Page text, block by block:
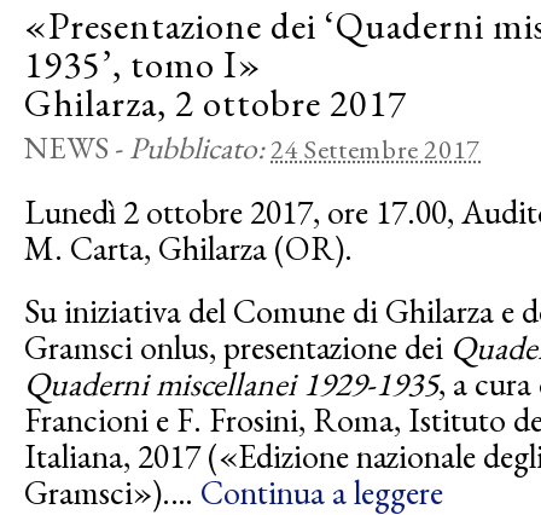
«Presentazione dei ‘Quaderni
1935’, tomo I»
Ghilarza, 2 ottobre 2017
NEWS -Pubblicato:24 Settembre 2017
Lunedì 2 ottobre 2017, ore 17.00,
M. Carta, Ghilarza (OR).
Su iniziativa del Comune di Ghilarza e
Gramsci onlus, presentazione dei
Quaderni miscellanei 1929-1935, a
Francioni e F. Frosini, Roma, Istituto
Italiana, 2017 («Edizione nazionale
Gramsci»).… Continua a leggere